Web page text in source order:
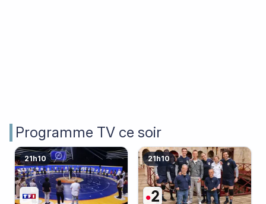
Programme TV ce soir
21h10 21h10